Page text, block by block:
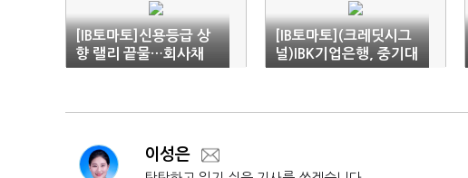
[IB토마토]신용등급 상
향 랠리 끝물…회사채
조달 부담 커진다
[IB토마토](크레딧시그
널)IBK기업은행, 중기대
출 확대에도 신용도 '안
이성은